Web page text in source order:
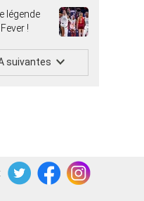
légende
!
suivantes
Instagram